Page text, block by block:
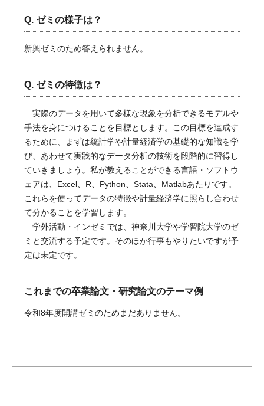
Q. ゼミの様子は？
新興ゼミのため答えられません。
Q. ゼミの特徴は？
実際のデータを用いて多様な現象を分析できるモデルや
手法を身につけることを目標とします。この目標を達成す
るために、まずは統計学や計量経済学の基礎的な知識を学
び、あわせて実践的なデータ分析の技術を段階的に習得し
ていきましょう。私が教えることができる言語・ソフトウ
ェアは、Excel、R、Python、Stata、Matlabあたりです。
これらを使ってデータの特徴や計量経済学に照らし合わせ
て分かることを学習します。
学外活動・インゼミでは、神奈川大学や学習院大学のゼ
ミと交流する予定です。そのほか行事もやりたいですが予
定は未定です。
これまでの卒業論文・研究論文のテーマ例
令和8年度開講ゼミのためまだありません。